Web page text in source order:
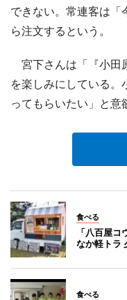
できない。常連客は「
ら注文するという。
宮下さんは「『小田
を楽しみにしている。
ってもらいたい」と意
食べる
「八百屋
なか軽トラ
食べる